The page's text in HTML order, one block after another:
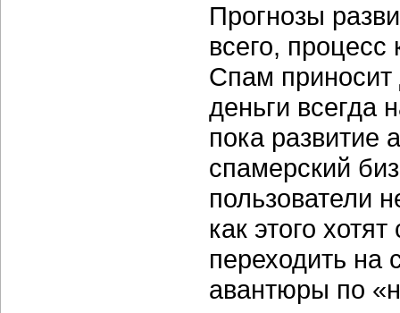
Прогнозы
всего,
Спам приносит
деньги всегда
пока развитие
спамерский
пользователи
как этого
переходить на
авантюры по